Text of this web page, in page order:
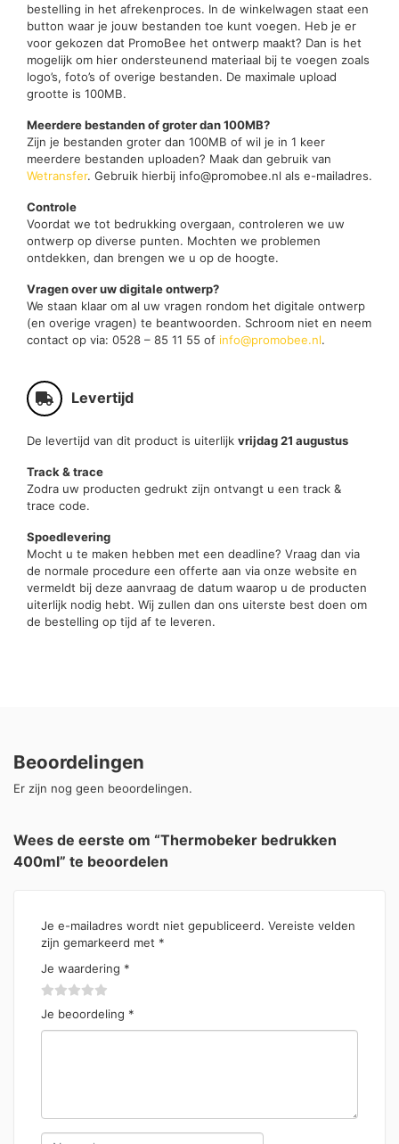
bestelling in het afrekenproces. In de winkelwagen staat een
button waar je jouw bestanden toe kunt voegen. Heb je er
voor gekozen dat PromoBee het ontwerp maakt? Dan is het
mogelijk om hier ondersteunend materiaal bij te voegen zoals
logo’s, foto’s of overige bestanden. De maximale upload
grootte is 100MB.
Meerdere bestanden of groter dan 100MB?
Zijn je bestanden groter dan 100MB of wil je in 1 keer
meerdere bestanden uploaden? Maak dan gebruik van
Wetransfer. Gebruik hierbij info@promobee.nl als e-mailadres.
Controle
Voordat we tot bedrukking overgaan, controleren we uw
ontwerp op diverse punten. Mochten we problemen
ontdekken, dan brengen we u op de hoogte.
Vragen over uw digitale ontwerp?
We staan klaar om al uw vragen rondom het digitale ontwerp
(en overige vragen) te beantwoorden. Schroom niet en neem
contact op via: 0528 – 85 11 55 of info@promobee.nl.
Levertijd
De levertijd van dit product is uiterlijk vrijdag 21 augustus
Track & trace
Zodra uw producten gedrukt zijn ontvangt u een track &
trace code.
Spoedlevering
Mocht u te maken hebben met een deadline? Vraag dan via
de normale procedure een offerte aan via onze website en
vermeldt bij deze aanvraag de datum waarop u de producten
uiterlijk nodig hebt. Wij zullen dan ons uiterste best doen om
de bestelling op tijd af te leveren.
Beoordelingen
Er zijn nog geen beoordelingen.
Wees de eerste om “Thermobeker bedrukken
400ml” te beoordelen
Je e-mailadres wordt niet gepubliceerd. Vereiste velden
zijn gemarkeerd met *
Je waardering *
Je beoordeling *